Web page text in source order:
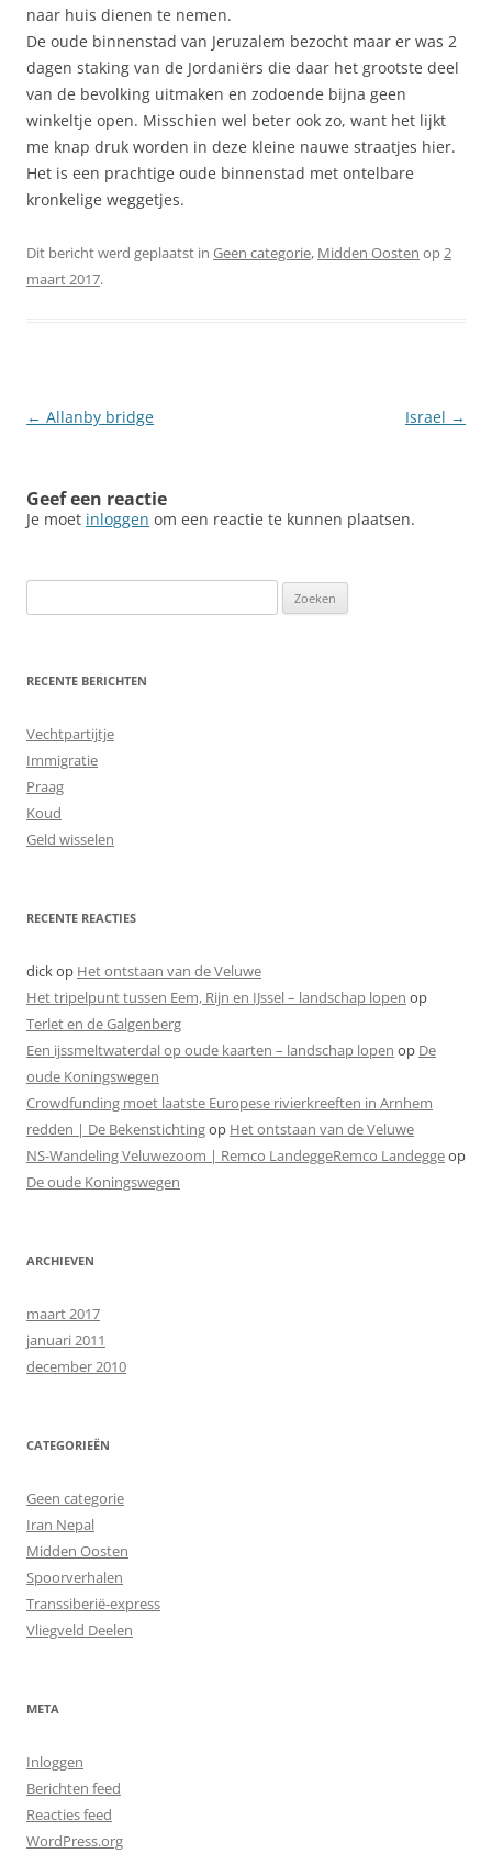
naar huis dienen te nemen.
De oude binnenstad van Jeruzalem bezocht maar er was 2
dagen staking van de Jordaniërs die daar het grootste deel
van de bevolking uitmaken en zodoende bijna geen
winkeltje open. Misschien wel beter ook zo, want het lijkt
me knap druk worden in deze kleine nauwe straatjes hier.
Het is een prachtige oude binnenstad met ontelbare
kronkelige weggetjes.
Dit bericht werd geplaatst in Geen categorie, Midden Oosten op2
maart 2017.
Berichtnavigatie
← Allanby bridge Israel →
Geef een reactie
Je moet inloggen om een reactie te kunnen plaatsen.
naar:
RECENTE BERICHTEN
Vechtpartijtje
Immigratie
Praag
Koud
Geld wisselen
RECENTE REACTIES
dickop Het ontstaan van de Veluwe
Het tripelpunt tussen Eem, Rijn en IJssel – landschap lopen op
Terlet en de Galgenberg
Een ijssmeltwaterdal op oude kaarten – landschap lopen op De
oude Koningswegen
Crowdfunding moet laatste Europese rivierkreeften in Arnhem
redden | De Bekenstichtingop Het ontstaan van de Veluwe
NS-Wandeling Veluwezoom | Remco LandeggeRemco Landeggeop
De oude Koningswegen
ARCHIEVEN
maart 2017
januari 2011
december 2010
CATEGORIEËN
Geen categorie
Iran Nepal
Midden Oosten
Spoorverhalen
Transsiberië-express
Vliegveld Deelen
META
Inloggen
Berichten feed
Reacties feed
WordPress.org